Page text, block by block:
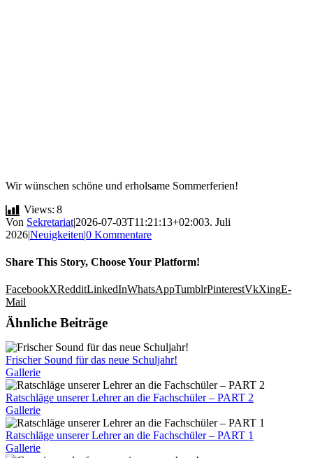
Wir wünschen schöne und erholsame Sommerferien!
Views: 8
Von Sekretariat|2026-07-03T11:21:13+02:003. Juli
2026|Neuigkeiten|0 Kommentare
Share This Story, Choose Your Platform!
FacebookXRedditLinkedInWhatsAppTumblrPinterestVkXingE-
Mail
Ähnliche Beiträge
Frischer Sound für das neue Schuljahr!
Gallerie
Ratschläge unserer Lehrer an die Fachschüler – PART 2
Gallerie
Ratschläge unserer Lehrer an die Fachschüler – PART 1
Gallerie